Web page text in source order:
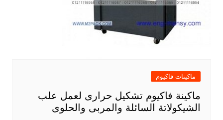
ماكينات فاكيوم
ماكينة فاكيوم تشكيل حرارى لعمل علب
الشيكولاتة السائلة والمربى والحلوى